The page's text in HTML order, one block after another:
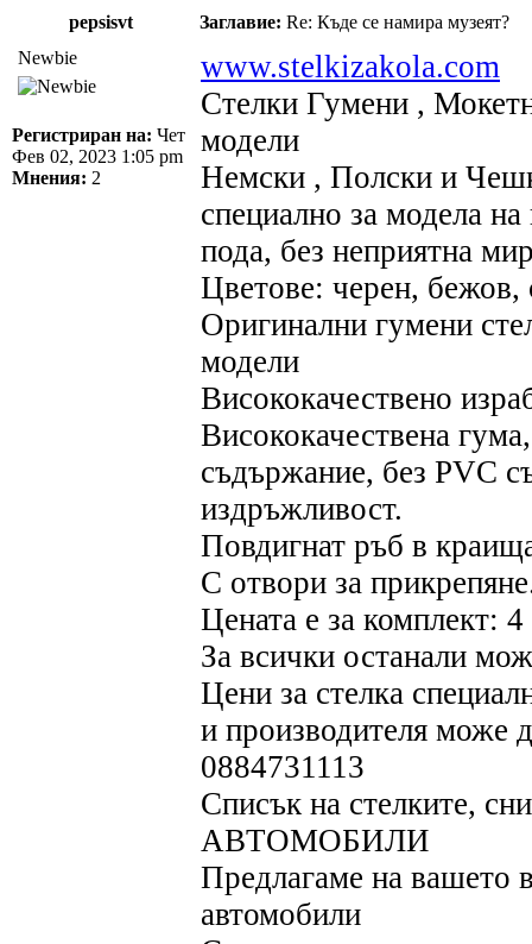
pepsisvt
Заглавие: Re: Къде се намира музеят?
Newbie
Регистриран на: Чет
Фев 02, 2023 1:05 pm
Мнения: 2
www.stelkizakola.com
Стелки Гумени ,
модели
Немски , Полски и
специално за модела
пода, без неприятна
Цветове: черен, бежов,
Оригинални гумени
модели
Висококачествено
Висококачествена
съдържание, без PVC
издръжливост.
Повдигнат ръб в
С отвори за
Цената е за комплект:
За всички останали
Цени за стелка
и производителя може
0884731113
Списък на стелките,
АВТОМОБИЛИ
Предлагаме на вашето
автомобили